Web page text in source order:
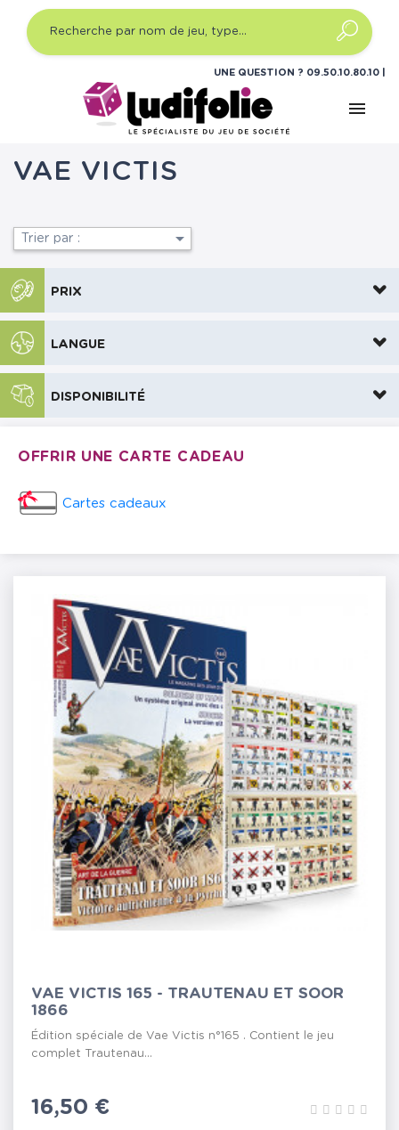
UNE QUESTION ? 09.50.10.80.10
menu
Accessoires et rangements
Magazines et
Vae Victis
VAE VICTIS
Trier par : 
PRIX
LANGUE
DISPONIBILITÉ
OFFRIR UNE CARTE CADEAU
Cartes cadeaux
VAE VICTIS 165 - TRAUTENAU ET SOOR
1866
Édition spéciale de Vae Victis n°165 . Contient le jeu
complet Trautenau...
Prix
16,50 €